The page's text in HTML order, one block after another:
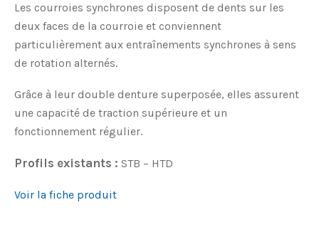
Les courroies synchrones disposent de dents sur les
deux faces de la courroie et conviennent
particulièrement aux entraînements synchrones à sens
de rotation alternés.
Grâce à leur double denture superposée, elles assurent
une capacité de traction supérieure et un
fonctionnement régulier.
Profils existants : STB – HTD
Voir la fiche produit